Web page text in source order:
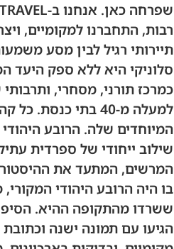
רבות, התחברנו למקומיים,
תיירותי רגיל לבין מסע
סלוניקי היא ללא ספק היעד
למעלה מ-40 בתי
המיוחדים שלה. הרובע
שילוב ייחודי של ספרדית
המרשים, המתעד את
בו היה הרובע היהודי
ששרדו מהתקופה ההיא.
הגיעו עם תמונה ישנה